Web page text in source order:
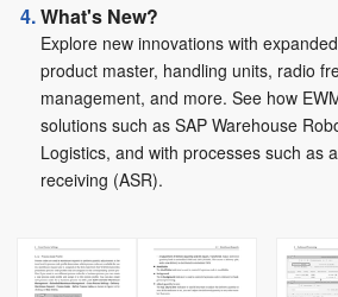
What's New?
Explore new innovations with
product master, handling units, radio
management, and more. See how
solutions such as SAP Warehouse
Logistics, and with processes such as
receiving (ASR).